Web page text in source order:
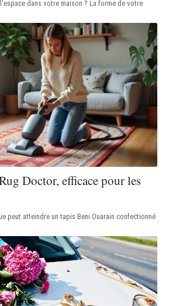
dans votre maison ? La forme de votre
Doctor, efficace pour les
peut atteindre un tapis Beni Ouarain confectionné